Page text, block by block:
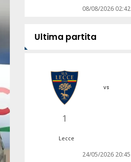
08/08/2026 02:42
Ultima partita
1
vs
Lecce
24/05/2026 20:45